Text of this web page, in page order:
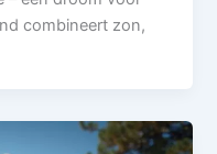
combineert zon,